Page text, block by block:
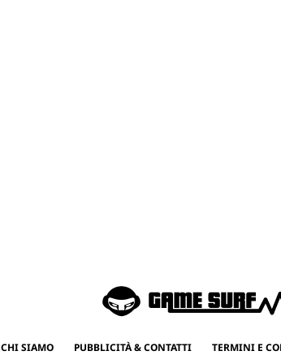
CHI SIAMO PUBBLICITÀ & CONTATTI TERMINI E